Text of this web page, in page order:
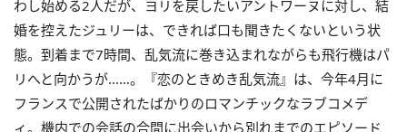
わし始める2人だが、ヨリを戻したいアントワーヌに対し、結
婚を控えたジュリーは、できれば口も聞きたくないという状
態。到着まで7時間、乱気流に巻き込まれながらも飛行機はパ
リへと向かうが……。『恋のときめき乱気流』は、今年4月に
フランスで公開されたばかりのロマンチックなラブコメデ
ィ。機内での会話の合間に出会いから別れまでのエピソード